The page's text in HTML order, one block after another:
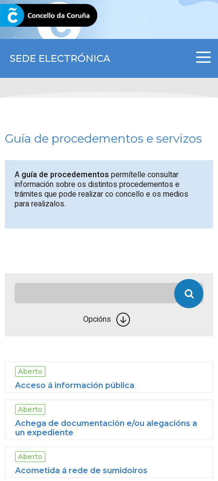
SEDE ELECTRÓNICA
CORUNA.GAL
Guía de procedementos e servizos
A guía de procedementos permítelle consultar
información sobre os distintos procedementos e
trámites que pode realizar co concello e os medios
para realizalos.
Opcións
Aberto
Acceso á información pública
Aberto
Achega de documentación e/ou alegacións a
un expediente
Aberto
Acometida á rede de sumidoiros